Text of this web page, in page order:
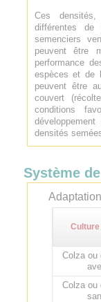
Ces
différentes
semenciers
peuvent être
performance
espèces et de
peuvent être
couvert
conditions
densités
Système
Colza ou
Colza ou